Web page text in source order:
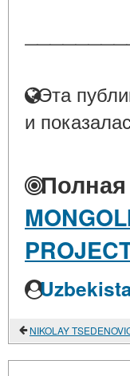
Эта
и
Полная
NIKOLAY